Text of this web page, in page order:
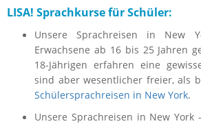
LISA! Sprachkurse für Schüler:
Unsere Sprachreisen in New
Erwachsene ab 16 bis 25 Jahren
18-Jährigen erfahren eine
sind aber wesentlicher freier, als
Schülersprachreisen in New York.
Unsere Sprachreisen in New York